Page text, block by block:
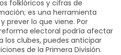
folklóricos y cifras de
es una herramienta
prever lo que viene. Por
electoral podría afectar
los clubes, puedes anticipar
de la Primera División.